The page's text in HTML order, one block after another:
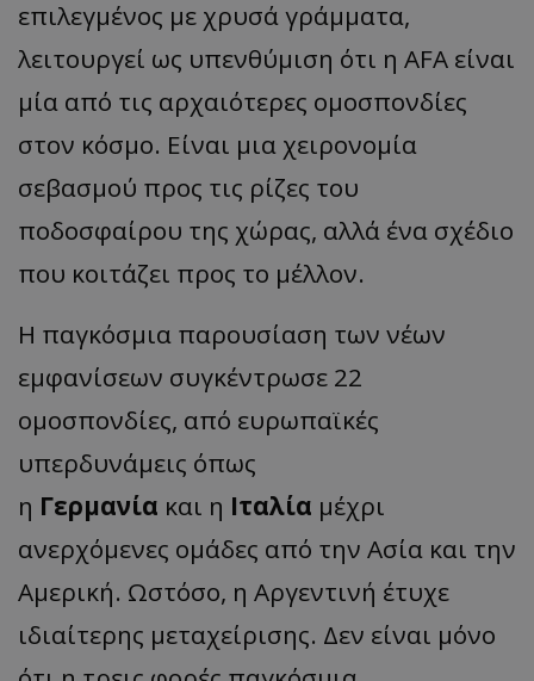
επιλεγμένος με χρυσά γράμματα,
λειτουργεί ως υπενθύμιση ότι η ΑFA είναι
μία από τις αρχαιότερες ομοσπονδίες
στον κόσμο. Είναι μια χειρονομία
σεβασμού προς τις ρίζες του
ποδοσφαίρου της χώρας, αλλά ένα σχέδιο
που κοιτάζει προς το μέλλον.
Η παγκόσμια παρουσίαση των νέων
εμφανίσεων συγκέντρωσε 22
ομοσπονδίες, από ευρωπαϊκές
υπερδυνάμεις όπως
η Γερμανία και η Ιταλία μέχρι
ανερχόμενες ομάδες από την Ασία και την
Αμερική. Ωστόσο, η Αργεντινή έτυχε
ιδιαίτερης μεταχείρισης. Δεν είναι μόνο